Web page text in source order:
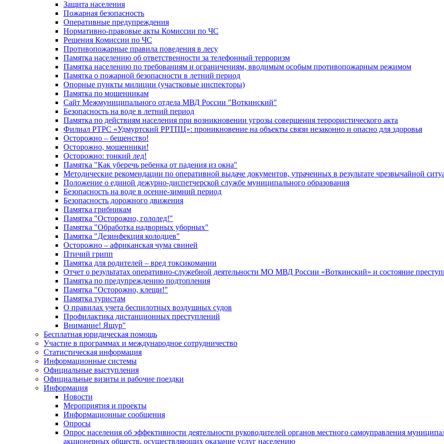
Защита населения
Пожарная безопасность
Оперативные предупреждения
Нормативно-правовые акты Комиссии по ЧС
Решения Комиссии по ЧС
Противопожарные правила поведения в лесу
Памятка населению об ответственности за телефонный терроризм
Памятка населению по требованиям и ограничениям, вводимым особым противопожарным режимом
Памятка о пожарной безопасности в летний период
Опорные пункты милиции (участковые инспекторы)
Памятка по мошенникам
Сайт Межмуниципального отдела МВД России "Воткинский"
Безопасность на воде в летний период
Памятка по действиям населения при возникновении угрозы совершения террористического акта
Филиал РТРС «Удмуртский РРТПЦ»: проникновение на объекты связи незаконно и опасно для здоровья
Осторожно – бешенство!
Осторожно, мошенники!
Осторожно: тонкий лед!
Памятка "Как уберечь ребенка от падения из окна"
Методические рекомендации по оперативной выдаче документов, утраченных в результате чрезвычайной
Положение о единой дежурно-диспетчерской службе муниципального образования
Безопасность на воде в осенне-зимний период
Безопасность дорожного движения
Памятка грибникам
Памятка "Осторожно, гололед!"
Памятка "Обработка надворных уборных"
Памятка "Дезинфекция колодцев"
Осторожно – африканская чума свиней
Птичий грипп
Памятка для родителей – вред токсикомании
Отчет о результатах оперативно-служебной деятельности МО МВД России «Воткинский» и состояние
Памятка по предупреждению подтопления
Памятка "Осторожно, клещи!"
Памятка туристам
О правилах учета беспилотных воздушных судов
Профилактика дистанционных преступлений
Внимание! Ящур"
Бесплатная юридическая помощь
Участие в программах и международное сотрудничество
Статистическая информация
Информационные системы
Официальные выступления
Официальные визиты и рабочие поездки
Информация
Новости
Мероприятия и проекты
Информационные сообщения
Опросы
Опрос населения об эффективности деятельности руководителей органов местного самоуправления
акционерных обществ, осуществляющих оказание услуг населению